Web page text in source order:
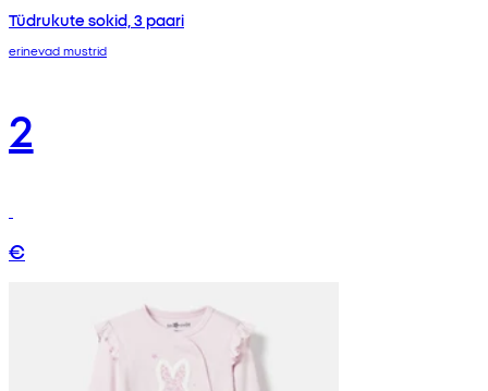
Tüdrukute sokid, 3 paari
erinevad mustrid
2
€